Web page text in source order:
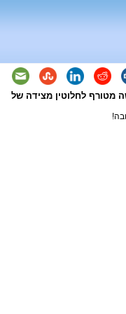
מטורף לחלוטין מצידה של